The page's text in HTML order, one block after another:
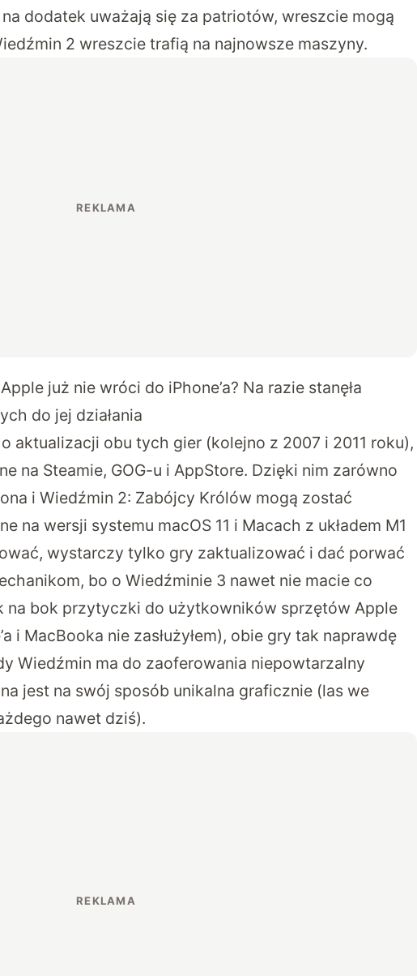
dodatek uważają się za patriotów, wreszcie mogą
2 wreszcie trafią na najnowsze maszyny.
już nie wróci do iPhone’a? Na razie stanęła
do jej działania
aktualizacji obu tych gier (kolejno z 2007 i 2011 roku),
na Steamie, GOG-u i AppStore. Dzięki nim zarówno
i Wiedźmin 2: Zabójcy Królów mogą zostać
na wersji systemu macOS 11 i Macach z układem M1
wystarczy tylko gry zaktualizować i dać porwać
bo o Wiedźminie 3 nawet nie macie co
na bok przytyczki do użytkowników sprzętów Apple
i MacBooka nie zasłużyłem), obie gry tak naprawdę
Wiedźmin ma do zaoferowania niepowtarzalny
jest na swój sposób unikalna graficznie (las we
nawet dziś).